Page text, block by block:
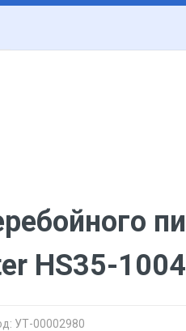
HS35-
УТ-00002980